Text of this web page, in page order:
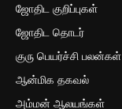
ஜோதிட குறிப்புகள்
ஜோதிட தொடர்
குரு பெயர்ச்சி பலன்கள்
ஆன்மிக தகவல்
அம்மன் ஆலயங்கள்